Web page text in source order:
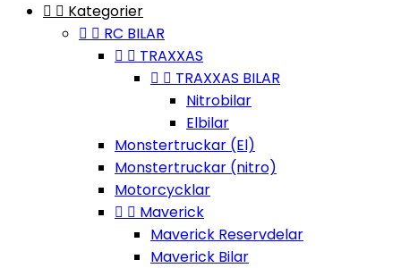
  Kategorier
  RC BILAR
  TRAXXAS
  TRAXXAS BILAR
Nitrobilar
Elbilar
Monstertruckar (El)
Monstertruckar (nitro)
Motorcycklar
  Maverick
Maverick Reservdelar
Maverick Bilar